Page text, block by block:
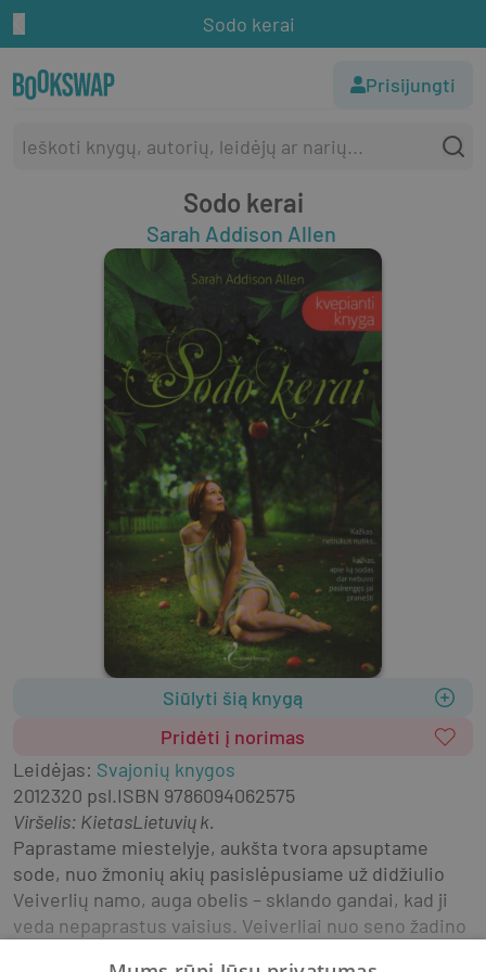
Sodo kerai
Prisijungti
Sodo kerai
Sarah Addison Allen
Siūlyti šią knygą
Pridėti į norimas
Leidėjas: Svajonių knygos
2012320 psl.ISBN 9786094062575
Viršelis: KietasLietuvių k.
Paprastame miestelyje, aukšta tvora apsuptame
sode, nuo žmonių akių pasislėpusiame už didžiulio
Veiverlių namo, auga obelis – sklando gandai, kad ji
veda nepaprastus vaisius. Veiverliai nuo seno žadino